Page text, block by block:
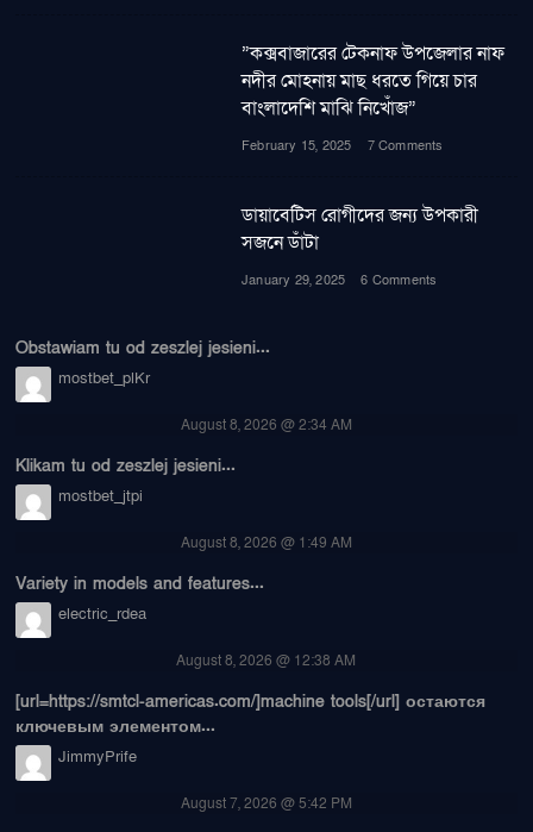
”কক্সবাজারের টেকনাফ উপজেলার নাফ
নদীর মোহনায় মাছ ধরতে গিয়ে চার
বাংলাদেশি মাঝি নিখোঁজ”
February 15, 2025 7 Comments
ডায়াবেটিস রোগীদের জন্য উপকারী
সজনে ডাঁটা
January 29, 2025 6 Comments
Obstawiam tu od zeszlej jesieni...
mostbet_plKr
August 8, 2026 @ 2:34 AM
Klikam tu od zeszlej jesieni...
mostbet_jtpi
August 8, 2026 @ 1:49 AM
Variety in models and features...
electric_rdea
August 8, 2026 @ 12:38 AM
[url=https://smtcl-americas.com/]machine tools[/url] остаются
ключевым элементом...
JimmyPrife
August 7, 2026 @ 5:42 PM